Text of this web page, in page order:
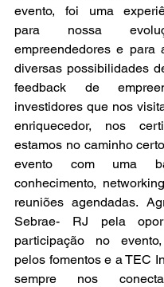
evento, foi uma
para nossa
empreendedores e para
diversas possibilidades
feedback de
investidores que nos
enriquecedor, nos
estamos no caminho
evento com uma
conhecimento,
reuniões agendadas.
Sebrae- RJ pela
participação no
pelos fomentos e a TEC
sempre nos